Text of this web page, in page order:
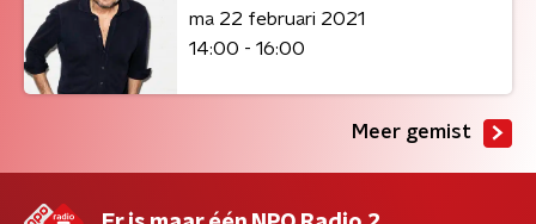
ma 22 februari 2021
14:00 - 16:00
Meer gemist